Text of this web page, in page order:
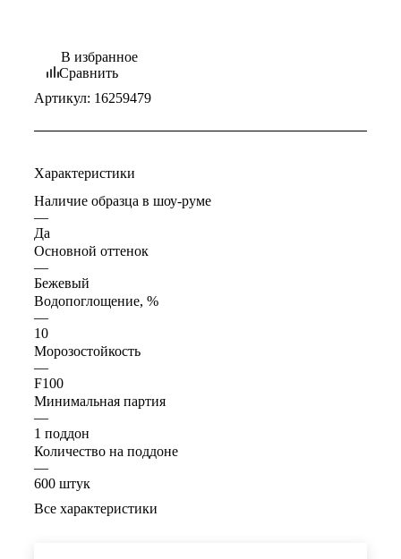
В избранное
Сравнить
Артикул: 16259479
Характеристики
Наличие образца в шоу-руме
—
Да
Основной оттенок
—
Бежевый
Водопоглощение, %
—
10
Морозостойкость
—
F100
Минимальная партия
—
1 поддон
Количество на поддоне
—
600 штук
Все характеристики